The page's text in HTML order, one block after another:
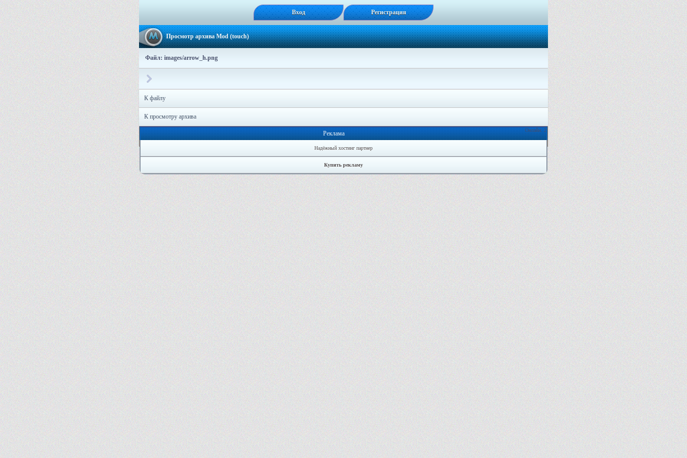
Вход Регистрация
Просмотр архива Mod (touch)
Файл: images/arrow_h.png
К файлу
К просмотру архива
Онлайн: 2
Реклама
Надёжный хостинг партнер
Купить рекламу